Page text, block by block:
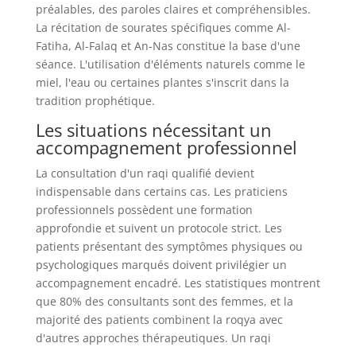
préalables, des paroles claires et compréhensibles.
La récitation de sourates spécifiques comme Al-
Fatiha, Al-Falaq et An-Nas constitue la base d'une
séance. L'utilisation d'éléments naturels comme le
miel, l'eau ou certaines plantes s'inscrit dans la
tradition prophétique.
Les situations nécessitant un
accompagnement professionnel
La consultation d'un raqi qualifié devient
indispensable dans certains cas. Les praticiens
professionnels possèdent une formation
approfondie et suivent un protocole strict. Les
patients présentant des symptômes physiques ou
psychologiques marqués doivent privilégier un
accompagnement encadré. Les statistiques montrent
que 80% des consultants sont des femmes, et la
majorité des patients combinent la roqya avec
d'autres approches thérapeutiques. Un raqi